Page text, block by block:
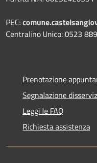
PEC:
Centralino Unico: 0523
Prenotazione
Segnalazione
Leggi le FAQ
Richiesta assistenza